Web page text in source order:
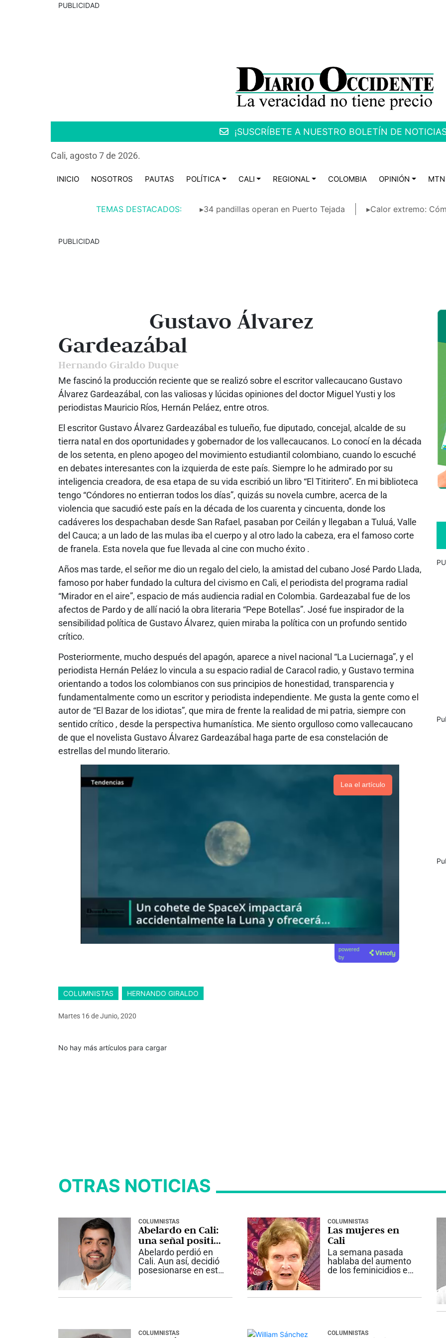
PUBLICIDAD
¡SUSCRÍBETE A NUESTRO BOLETÍN DE
Cali, agosto 7 de 2026.
INICIO NOSOTROS PAUTAS POLÍTICA CALI REGIONAL COLOMBIA OPINIÓN MTN
TEMAS DESTACADOS: ▸34 pandillas operan en Puerto Tejada ▸Calor extremo:
PUBLICIDAD
Gustavo Álvarez
Gardeazábal
Hernando Giraldo Duque
Me fascinó la producción reciente que se realizó sobre el escritor vallecaucano Gustavo
Álvarez Gardeazábal, con las valiosas y lúcidas opiniones del doctor Miguel Yusti y los
periodistas Mauricio Ríos, Hernán Peláez, entre otros.
El escritor Gustavo Álvarez Gardeazábal es tulueño, fue diputado, concejal, alcalde de su
tierra natal en dos oportunidades y gobernador de los vallecaucanos. Lo conocí en la década
de los setenta, en pleno apogeo del movimiento estudiantil colombiano, cuando lo escuché
en debates interesantes con la izquierda de este país. Siempre lo he admirado por su
inteligencia creadora, de esa etapa de su vida escribió un libro “El Titiritero”. En mi biblioteca
tengo “Cóndores no entierran todos los días”, quizás su novela cumbre, acerca de la
violencia que sacudió este país en la década de los cuarenta y cincuenta, donde los
cadáveres los despachaban desde San Rafael, pasaban por Ceilán y llegaban a Tuluá, Valle
del Cauca; a un lado de las mulas iba el cuerpo y al otro lado la cabeza, era el famoso corte
de franela. Esta novela que fue llevada al cine con mucho éxito .
Años mas tarde, el señor me dio un regalo del cielo, la amistad del cubano José Pardo Llada,
famoso por haber fundado la cultura del civismo en Cali, el periodista del programa radial
“Mirador en el aire”, espacio de más audiencia radial en Colombia. Gardeazabal fue de los
afectos de Pardo y de allí nació la obra literaria “Pepe Botellas”. José fue inspirador de la
sensibilidad política de Gustavo Álvarez, quien miraba la política con un profundo sentido
crítico.
Posteriormente, mucho después del apagón, aparece a nivel nacional “La Luciernaga”, y el
periodista Hernán Peláez lo vincula a su espacio radial de Caracol radio, y Gustavo termina
orientando a todos los colombianos con sus principios de honestidad, transparencia y
fundamentalmente como un escritor y periodista independiente. Me gusta la gente como el
autor de “El Bazar de los idiotas”, que mira de frente la realidad de mi patria, siempre con
sentido crítico , desde la perspectiva humanística. Me siento orgulloso como vallecaucano
de que el novelista Gustavo Álvarez Gardeazábal haga parte de esa constelación de
estrellas del mundo literario.
Lea el artículo
powered
by
COLUMNISTAS HERNANDO GIRALDO
Martes 16deJunio, 2020
No hay más artículos para cargar
OTRAS NOTICIAS
COLUMNISTAS
Abelardo en Cali:
una señal positiva
y una agenda por
construir
Abelardo perdió en
Cali. Aun así, decidió
posesionarse en esta
sobre cómo entiende
Presidente no
COLUMNISTAS
Las mujeres en
Cali
La semana pasada
hablaba del aumento
de los feminicidios en
permanente de
de los hombres hacia
COLUMNISTAS COLUMNISTAS